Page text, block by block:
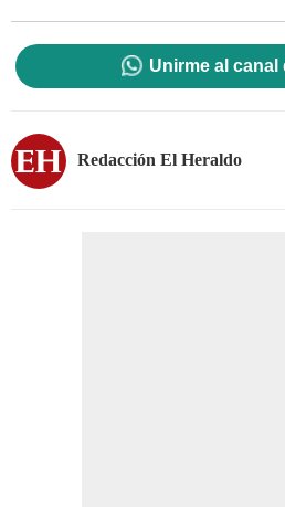
Unirme al canal
Redacción El Heraldo